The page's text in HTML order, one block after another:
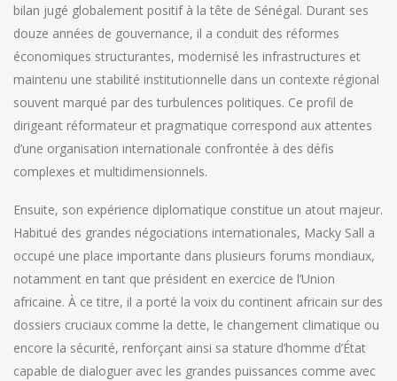
bilan jugé globalement positif à la tête de Sénégal. Durant ses
douze années de gouvernance, il a conduit des réformes
économiques structurantes, modernisé les infrastructures et
maintenu une stabilité institutionnelle dans un contexte régional
souvent marqué par des turbulences politiques. Ce profil de
dirigeant réformateur et pragmatique correspond aux attentes
d’une organisation internationale confrontée à des défis
complexes et multidimensionnels.
Ensuite, son expérience diplomatique constitue un atout majeur.
Habitué des grandes négociations internationales, Macky Sall a
occupé une place importante dans plusieurs forums mondiaux,
notamment en tant que président en exercice de l’Union
africaine. À ce titre, il a porté la voix du continent africain sur des
dossiers cruciaux comme la dette, le changement climatique ou
encore la sécurité, renforçant ainsi sa stature d’homme d’État
capable de dialoguer avec les grandes puissances comme avec